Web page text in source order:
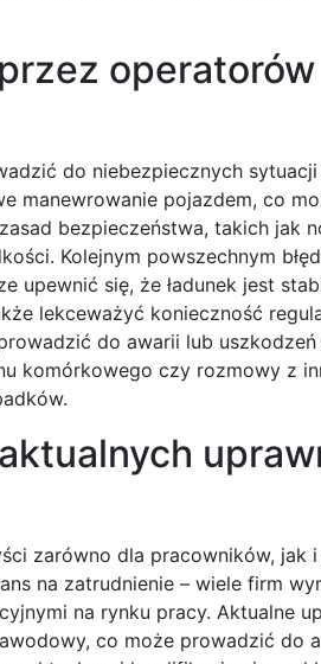
operatorów
do niebezpiecznych
manewrowanie pojazdem, co
bezpieczeństwa, takich jak
Kolejnym powszechnym
upewnić się, że ładunek jest
lekceważyć konieczność
do awarii lub uszkodzeń
komórkowego czy rozmowy z
zarówno dla pracowników, jak
na zatrudnienie – wiele firm
na rynku pracy. Aktualne
co może prowadzić do